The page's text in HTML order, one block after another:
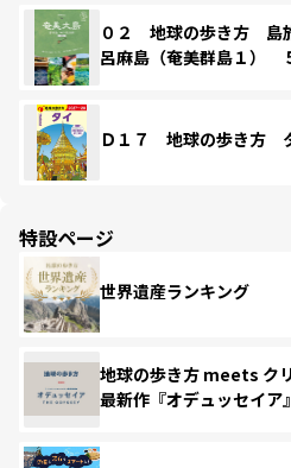
０２ 地球の歩き方
呂麻島（奄美群島１）
Ｄ１７ 地球の歩き方
特設ページ
世界遺産ランキング
地球の歩き方 meets ク
最新作『オデュッセイア』